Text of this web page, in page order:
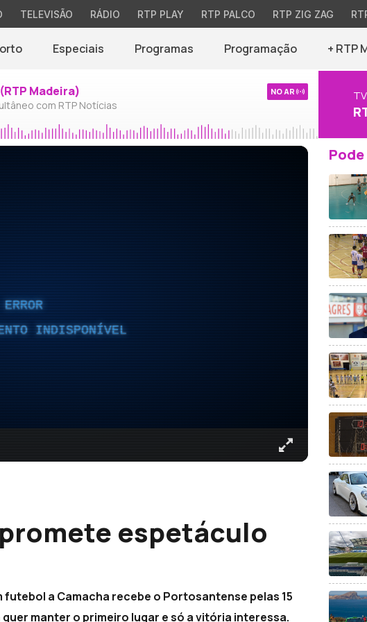
TELEVISÃO RÁDIO RTP PLAY RTP PALCO RTP ZIG ZAG
Especiais Programas Programação + RTP
Madeira)
com RTP Notícias
NO AR TV
INDISPONÍVEL
espetáculo
futebol a Camacha recebe o Portosantense pelas 15
manter o primeiro lugar e só a vitória interessa.